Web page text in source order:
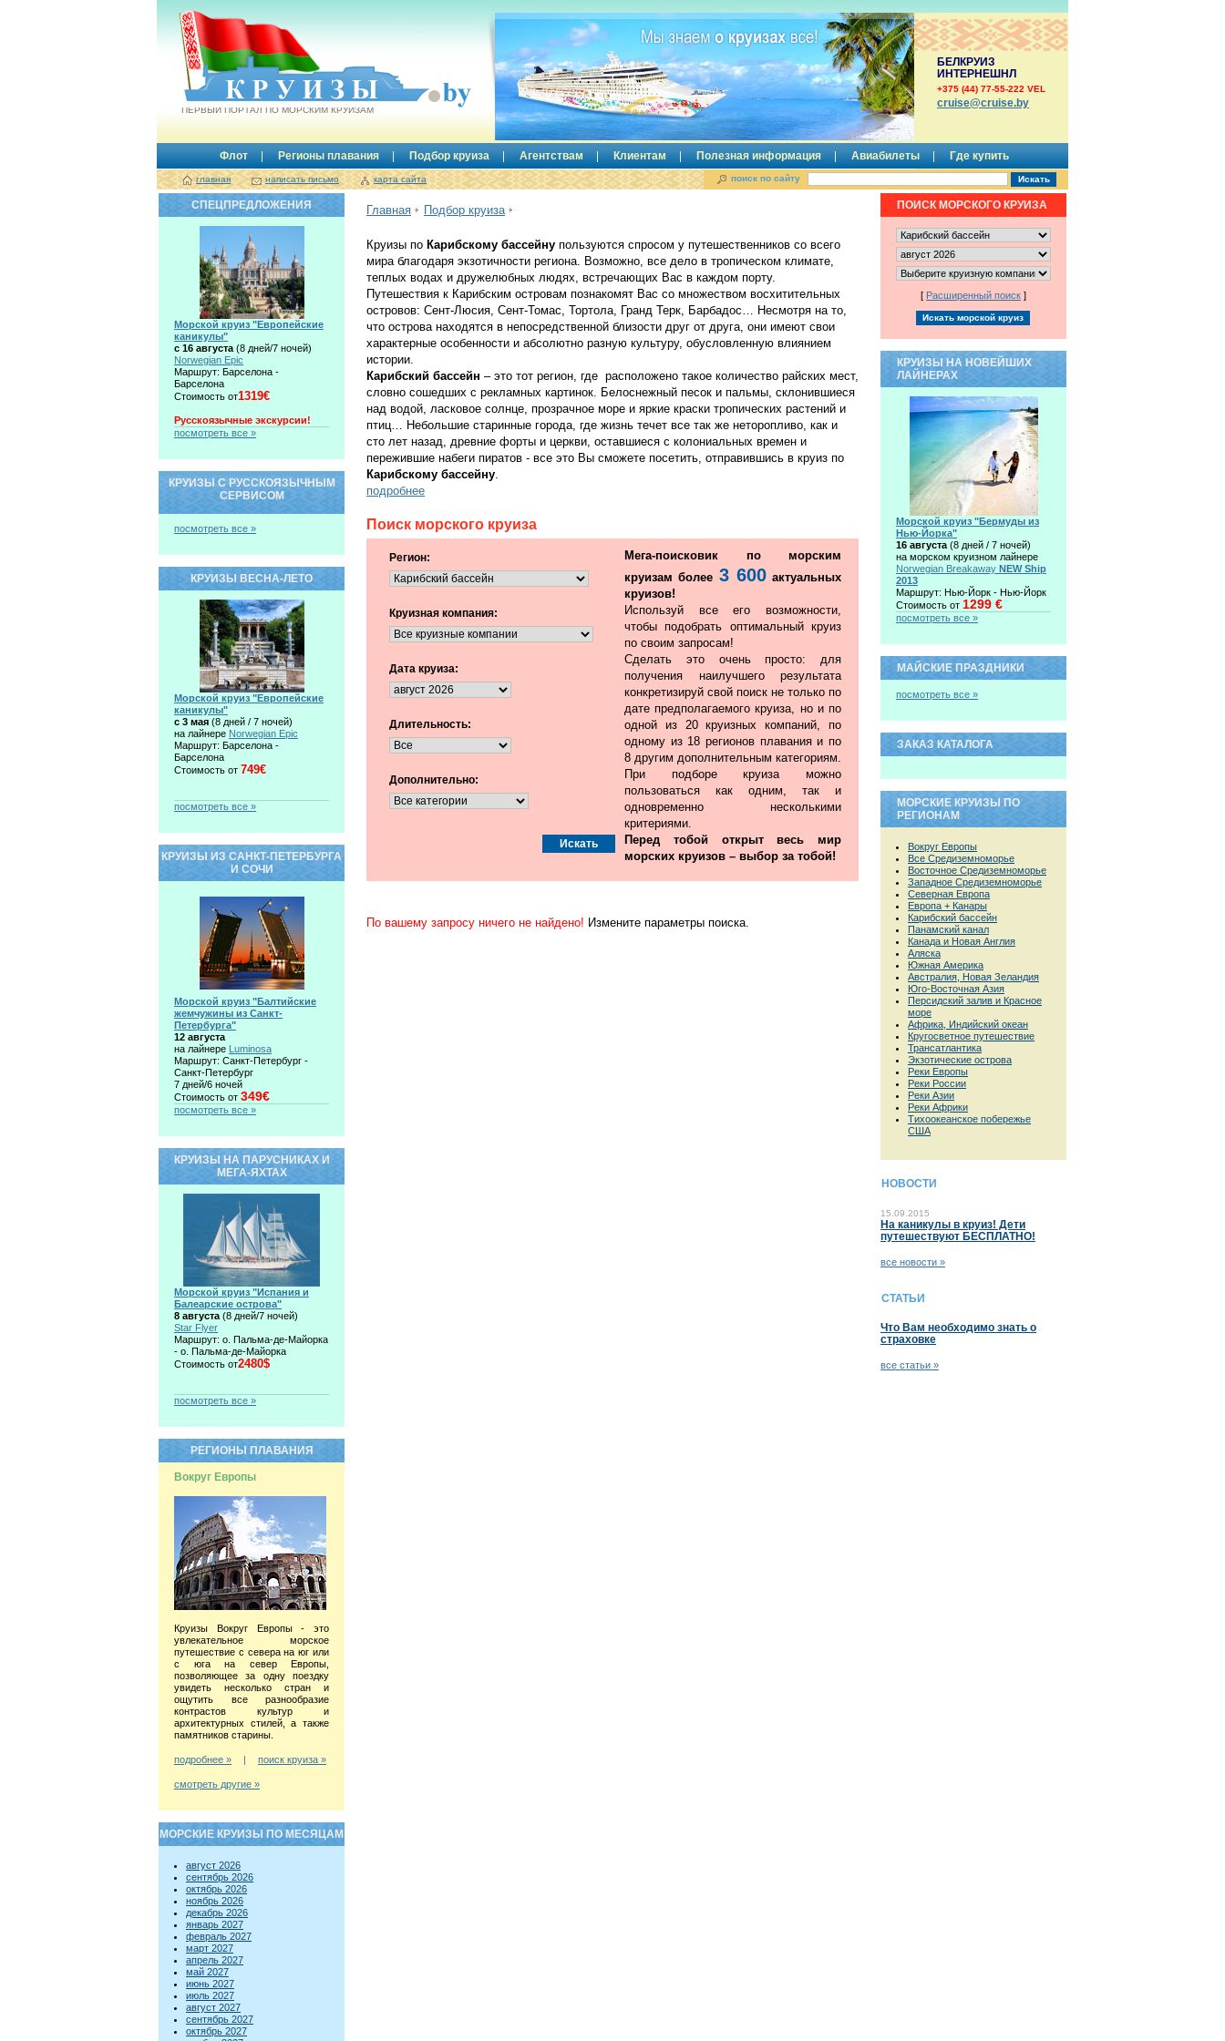
Круизы.by
ПЕРВЫЙ ПОРТАЛ ПО МОРСКИМ КРУИЗАМ
БЕЛКРУИЗ
ИНТЕРНЕШНЛ
+375 (44) 77-55-222 VEL
сruise@cruise.by
Флот Регионы плавания Подбор круиза Агентствам Клиентам Полезная информация Авиабилеты Где купить
главная написать письмо карта сайта поиск по сайту
Главная Подбор круиза
Круизы по Карибскому бассейну пользуются спросом у путешественников со всего
мира благодаря экзотичности региона. Возможно, все дело в тропическом климате,
теплых водах и дружелюбных людях, встречающих Вас в каждом порту.
Путешествия к Карибским островам познакомят Вас со множеством восхитительных
островов: Сент-Люсия, Сент-Томас, Тортола, Гранд Терк, Барбадос… Несмотря на то,
что острова находятся в непосредственной близости друг от друга, они имеют свои
характерные особенности и абсолютно разную культуру, обусловленную влиянием
истории.
Карибский бассейн – это тот регион, где расположено такое количество райских мест,
словно сошедших с рекламных картинок. Белоснежный песок и пальмы, склонившиеся
над водой, ласковое солнце, прозрачное море и яркие краски тропических растений и
птиц… Небольшие старинные города, где жизнь течет все так же неторопливо, как и
сто лет назад, древние форты и церкви, оставшиеся с колониальных времен и
пережившие набеги пиратов - все это Вы сможете посетить, отправившись в круиз по
Карибскому бассейну.
подробнее
Поиск морского круиза
Регион:
Круизная компания:
Дата круиза:
Длительность:
Дополнительно:
Мега-поисковик по морским
круизам более 3 600актуальных
круизов!
Используй все его возможности,
чтобы подобрать оптимальный круиз
по своим запросам!
Сделать это очень просто: для
получения наилучшего результата
конкретизируй свой поиск не только по
дате предполагаемого круиза, но и по
одной из 20 круизных компаний, по
одному из 18 регионов плавания и по
8 другим дополнительным категориям.
При подборе круиза можно
пользоваться как одним, так и
одновременно несколькими
критериями.
Перед тобой открыт весь мир
морских круизов – выбор за тобой!
По вашему запросу ничего не найдено! Измените параметры поиска.
СПЕЦПРЕДЛОЖЕНИЯ
Морской круиз "Европейские
каникулы"
с 16 августа (8 дней/7 ночей)
Norwegian Epic
Маршрут: Барселона -
Барселона
Стоимость от1319€
Русскоязычные экскурсии!
посмотреть все »
КРУИЗЫ С РУССКОЯЗЫЧНЫМ
СЕРВИСОМ
посмотреть все »
КРУИЗЫ ВЕСНА-ЛЕТО
Морской круиз "Европейские
каникулы"
c 3 мая (8 дней / 7 ночей)
на лайнере Norwegian Epic
Маршрут: Барселона -
Барселона
Стоимость от 749€
посмотреть все »
КРУИЗЫ ИЗ САНКТ-ПЕТЕРБУРГА
И СОЧИ
Морской круиз "Балтийские
жемчужины из Санкт-
Петербурга"
12 августа
на лайнере Luminosa
Маршрут: Санкт-Петербург -
Санкт-Петербург
7 дней/6 ночей
Стоимость от 349€
посмотреть все »
КРУИЗЫ НА ПАРУСНИКАХ И
МЕГА-ЯХТАХ
Морской круиз "Испания и
Балеарские острова"
8 августа (8 дней/7 ночей)
Star Flyer
Маршрут: о. Пальма-де-Майорка
- о. Пальма-де-Майорка
Стоимость от2480$
посмотреть все »
РЕГИОНЫ ПЛАВАНИЯ
Вокруг Европы
Круизы Вокруг Европы - это
увлекательное морское
путешествие с севера на юг или
с юга на север Европы,
позволяющее за одну поездку
увидеть несколько стран и
ощутить все разнообразие
контрастов культур и
архитектурных стилей, а также
памятников старины.
подробнее » | поиск круиза »
смотреть другие »
МОРСКИЕ КРУИЗЫ ПО МЕСЯЦАМ
август 2026
сентябрь 2026
октябрь 2026
ноябрь 2026
декабрь 2026
январь 2027
февраль 2027
март 2027
апрель 2027
май 2027
июнь 2027
июль 2027
август 2027
сентябрь 2027
октябрь 2027
ПОИСК МОРСКОГО КРУИЗА
[ Расширенный поиск ]
КРУИЗЫ НА НОВЕЙШИХ
ЛАЙНЕРАХ
Морской круиз "Бермуды из
Нью-Йорка"
16 августа (8 дней / 7 ночей)
на морском круизном лайнере
Norwegian Breakaway NEW Ship
2013
Маршрут: Нью-Йорк - Нью-Йорк
Стоимость от 1299 €
посмотреть все »
МАЙСКИЕ ПРАЗДНИКИ
посмотреть все »
ЗАКАЗ КАТАЛОГА
МОРСКИЕ КРУИЗЫ ПО
РЕГИОНАМ
Вокруг Европы
Все Средиземноморье
Восточное Средиземноморье
Западное Средиземноморье
Северная Европа
Европа + Канары
Карибский бассейн
Панамский канал
Канада и Новая Англия
Аляска
Южная Америка
Австралия, Новая Зеландия
Юго-Восточная Азия
Персидский залив и Красное
море
Африка, Индийский океан
Кругосветное путешествие
Трансатлантика
Экзотические острова
Реки Европы
Реки России
Реки Азии
Реки Африки
Тихоокеанское побережье
США
НОВОСТИ
15.09.2015
На каникулы в круиз! Дети
путешествуют БЕСПЛАТНО!
все новости »
СТАТЬИ
Что Вам необходимо знать о
страховке
все статьи »